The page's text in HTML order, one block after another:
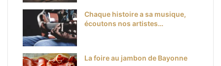
Chaque histoire a sa musique,
écoutons nos artistes…
La foire au jambon de Bayonne